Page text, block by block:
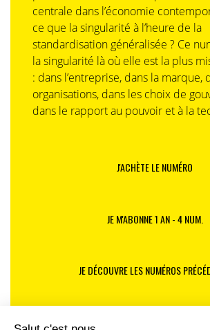
centrale dans l’économie
ce que la singularité à l’heure de la
standardisation généralisée ? Ce
la singularité là où elle est la plus
: dans l’entreprise, dans la marque,
organisations, dans les choix de
dans le rapport au pouvoir et à la
J'ACHÈTE LE NUMÉRO
JE M'ABONNE 1 AN - 4 NUM.
JE DÉCOUVRE LES NUMÉROS